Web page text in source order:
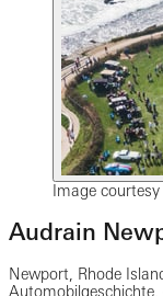
Image
Audrain
Newport, Rhode